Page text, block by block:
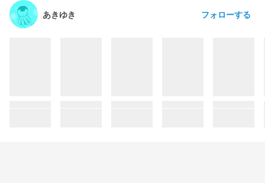
あきゆき フォローする